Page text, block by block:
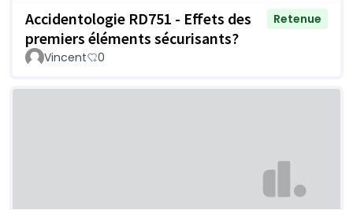
Accidentologie RD751 - Effets des
premiers éléments sécurisants?
Retenue
Vincent 0